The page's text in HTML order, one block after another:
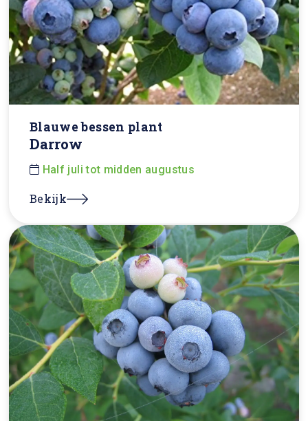
Blauwe bessen plant
Darrow
Half juli tot midden augustus
Bekijk